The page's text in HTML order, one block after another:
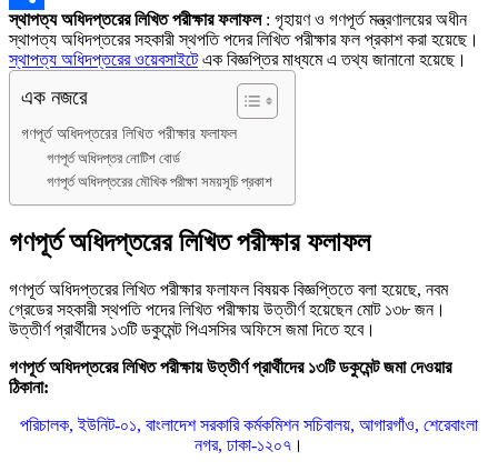
Link
Share
স্থাপত্য অধিদপ্তরের লিখিত পরীক্ষার ফলাফল: গৃহায়ণ ও গণপূর্ত মন্ত্রণালয়ের অধীন
স্থাপত্য অধিদপ্তরের সহকারী স্থপতি পদের লিখিত পরীক্ষার ফল প্রকাশ করা হয়েছে।
স্থাপত্য অধিদপ্তরের ওয়েবসাইটেএক বিজ্ঞপ্তির মাধ্যমে এ তথ্য জানানো হয়েছে।
এক নজরে
গণপূর্ত অধিদপ্তরের লিখিত পরীক্ষার ফলাফল
গণপূর্ত অধিদপ্তর নোটিশ বোর্ড
গণপূর্ত অধিদপ্তরের মৌখিক পরীক্ষা সময়সূচি প্রকাশ
গণপূর্ত অধিদপ্তরের লিখিত পরীক্ষার ফলাফল
গণপূর্ত অধিদপ্তরের লিখিত পরীক্ষার ফলাফল বিষয়ক বিজ্ঞপ্তিতে বলা হয়েছে, নবম
গ্রেডের সহকারী স্থপতি পদের লিখিত পরীক্ষায় উত্তীর্ণ হয়েছেন মোট ১৩৮ জন।
উত্তীর্ণ প্রার্থীদের ১৩টি ডকুমেন্ট পিএসসির অফিসে জমা দিতে হবে।
গণপূর্ত অধিদপ্তরের লিখিত পরীক্ষায় উত্তীর্ণ প্রার্থীদের ১৩টি ডকুমেন্ট জমা দেওয়ার
ঠিকানা:
পরিচালক, ইউনিট-০১, বাংলাদেশ সরকারি কর্মকমিশন সচিবালয়, আগারগাঁও, শেরেবাংলা
নগর, ঢাকা-১২০৭ ।